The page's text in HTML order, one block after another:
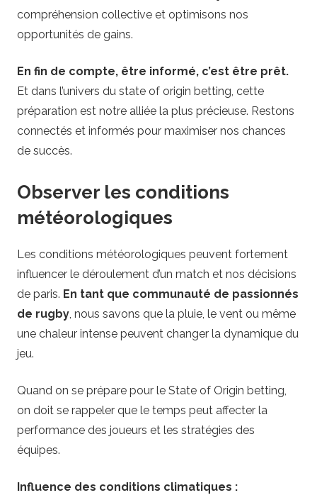
compréhension collective et optimisons nos
opportunités de gains.
En fin de compte, être informé, c’est être prêt.
Et dans l’univers du state of origin betting, cette
préparation est notre alliée la plus précieuse. Restons
connectés et informés pour maximiser nos chances
de succès.
Observer les conditions
météorologiques
Les conditions météorologiques peuvent fortement
influencer le déroulement d’un match et nos décisions
de paris. En tant que communauté de passionnés
de rugby, nous savons que la pluie, le vent ou même
une chaleur intense peuvent changer la dynamique du
jeu.
Quand on se prépare pour le State of Origin betting,
on doit se rappeler que le temps peut affecter la
performance des joueurs et les stratégies des
équipes.
Influence des conditions climatiques :